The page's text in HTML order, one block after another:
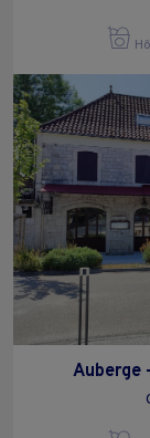
Auberge